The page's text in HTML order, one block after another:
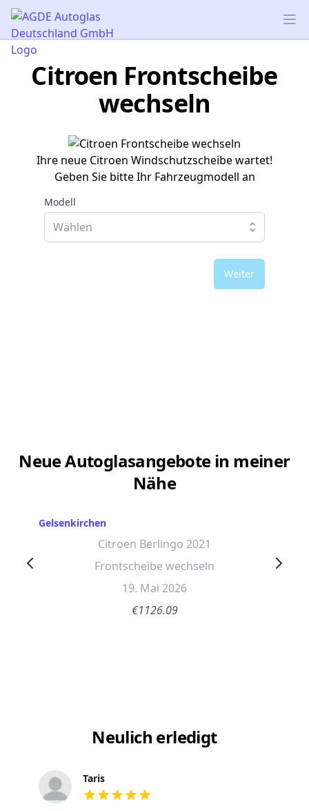
AGDE Autoglas Deutschland GmbH
Citroen Frontscheibe
wechseln
Ihre neue Citroen Windschutzscheibe wartet!
Geben Sie bitte Ihr Fahrzeugmodell an
Modell
Weiter
Neue Autoglasangebote in meiner
Nähe
Gelsenkirchen
Citroen Berlingo 2021
Frontscheibe wechseln
19. Mai 2026
€1126.09
Neulich erledigt
Taris
out of 5 stars